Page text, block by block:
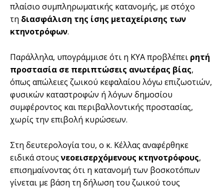
πλαίσιο συμπληρωματικής κατανομής, με στόχο
τη διασφάλιση της ίσης μεταχείρισης των
κτηνοτρόφων.
Παράλληλα, υπογράμμισε ότι η ΚΥΑ προβλέπει ρητή
προστασία σε περιπτώσεις ανωτέρας βίας,
όπως απώλειες ζωικού κεφαλαίου λόγω επιζωοτιών,
φυσικών καταστροφών ή λόγων δημοσίου
συμφέροντος και περιβαλλοντικής προστασίας,
χωρίς την επιβολή κυρώσεων.
Στη δευτερολογία του, ο κ. Κέλλας αναφέρθηκε
ειδικά στουςνεοεισερχόμενους κτηνοτρόφους,
επισημαίνοντας ότι η κατανομή των βοσκοτόπων
γίνεται με βάση τη δήλωση του ζωικού τους